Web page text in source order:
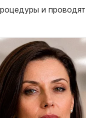
и проводят